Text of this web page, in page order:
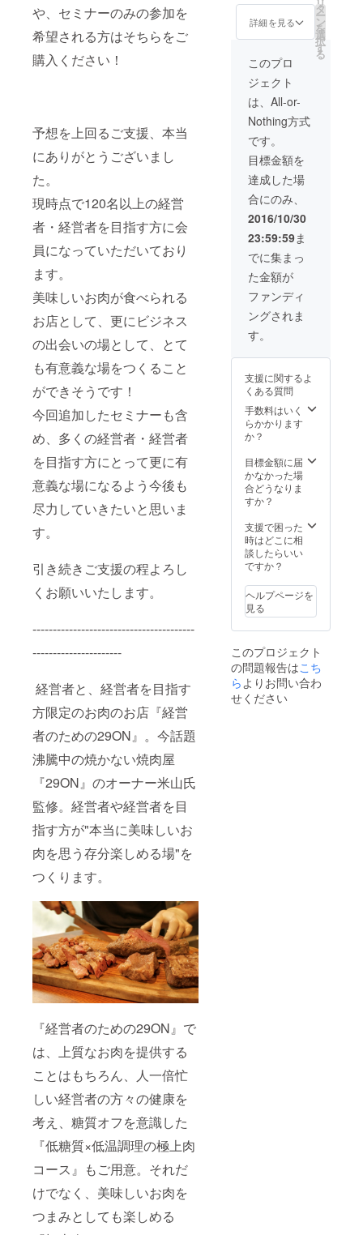
や、セミナーのみの参加を
希望される方はそちらをご
購入ください！
予想を上回るご支援、本当
にありがとうございまし
た。
現時点で120名以上の経営
者・経営者を目指す方に会
員になっていただいており
ます。
美味しいお肉が食べられる
お店として、更にビジネス
の出会いの場として、とて
も有意義な場をつくること
ができそうです！
今回追加したセミナーも含
め、多くの経営者・経営者
を目指す方にとって更に有
意義な場になるよう今後も
尽力していきたいと思いま
す。
引き続きご支援の程よろし
くお願いいたします。
----------------------------------------
----------------------
経営者と、経営者を目指す
方限定のお肉のお店『経営
者のための29ON』。今話題
沸騰中の焼かない焼肉屋
『29ON』のオーナー米山氏
監修。経営者や経営者を目
指す方が"本当に美味しいお
肉を思う存分楽しめる場"を
つくります。
『経営者のための29ON』で
は、上質なお肉を提供する
ことはもちろん、人一倍忙
しい経営者の方々の健康を
考え、糖質オフを意識した
『低糖質×低温調理の極上肉
コース』もご用意。それだ
けでなく、美味しいお肉を
つまみとしても楽しめる
開催予
定で
す。
『経営
者の
29ON』
会員の
方や1回
来店権
をご購
た方は
セミ
ナー終
了後そ
のまま
店舗で
お食事
やお酒
を楽し
んでい
ただく
ことも
可能で
す。
29ON』
会員以
外の方
向けの
リター
す。
■21:00
以降は
り『参
謀
BAR』
として
営業致
しま
員様は
2000円
で21:00
以降の
BARタ
イムま
で飲み
放題を
延長す
ること
も可能
です ■
お店
オープ
定して
おりま
付致し
ます。
は
19:00~
21:30の
完全1部
制の営
業とな
す。
（開始
時刻を
過ぎて
からの
入店も
可能で
すが終
了の時
刻は変
更でき
ませ
ん。）
■CAMP
なられ
た会員
様は、
以下の
コース
をご注
す。 ・
低温調
理のお
低糖質
の肉
コース
(6000
円) ・晩
酌のお
低温調
理のお
つまみ
肉コー
ス(3000
円) ※お
飲み物
完全予
約制・
なりま
（お店
の住所
や予約
フォー
公開の
ため会
員にな
られた
お客様
にメー
別に送
付致し
ます。
・お店
は
19:00~
21:00の
業とな
りま
す。
（開始
時刻を
過ぎて
可能で
すが終
了の時
ませ
ん。）
■CAMP
FIREで
なられ
た会員
様は、
以下の
をご注
文いた
だけま
す。 ・
かりま
す） ・
ご購入
頂いた
方を含
むグ
ループ
のみご
ができ
ます。
（1グ
ループ
12名様
までご
予約い
ただけ
ます）
・お店
はWeb
からの
完全予
員制に
なりま
す。
（お店
の住所
や予約
公開の
ため会
員にな
にメー
ルで個
別に送
付致し
・お店
19:00~
21:00の
制の営
業とな
りま
す。
（開始
『経営
者のた
めの
29ON』
永年会
員権は
CAMPF
IRE限
定！
（CAM
会員に
なった
通常会
員様は
年会費
20000
円がか
かりま
す） ・
この会
員権を
ご購入
頂いた
ループ
来店す
ること
ができ
ます。
（1グ
12名様
までご
予約い
ただけ
・お店
はWeb
からの
完全予
完全会
員制に
なりま
す。
の住所
や予約
フォー
ムは非
公開の
詳細を見る
タ
ー
ン
を
選
択
す
る
このプロ
ジェクト
は、All-or-
Nothing方式
です。
目標金額を
達成した場
合にのみ、
2016/10/30
23:59:59ま
でに集まっ
た金額が
ファンディ
ングされま
す。
支援に関するよ
くある質問
手数料はいく
らかかります
か？
目標金額に届
かなかった場
合どうなりま
すか？
支援で困った
時はどこに相
談したらいい
ですか？
ヘルプページを
見る
このプロジェクト
の問題報告はこち
らよりお問い合わ
せください